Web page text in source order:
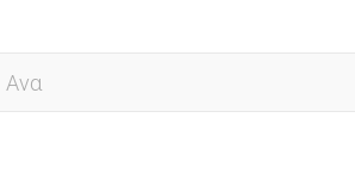
Αναζήτηση...